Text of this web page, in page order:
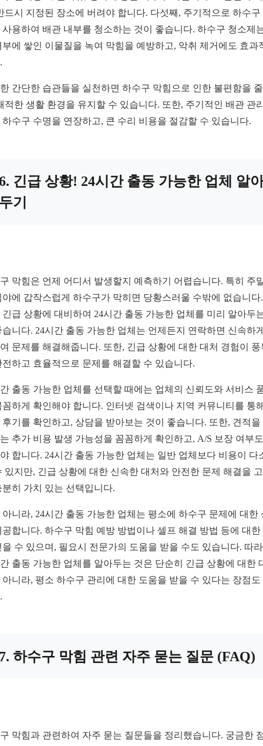
드시 지정된 장소에 버려야 합니다. 다섯째, 주기적으로 하수구
사용하여 배관 내부를 청소하는 것이 좋습니다. 하수구 청소제
부에 쌓인 이물질을 녹여 막힘을 예방하고, 악취 제거에도 효과
간단한 습관들을 실천하면 하수구 막힘으로 인한 불편함을
적한 생활 환경을 유지할 수 있습니다. 또한, 주기적인 배관 관
하수구 수명을 연장하고, 큰 수리 비용을 절감할 수 있습니다.
긴급 상황! 24시간 출동 가능한 업체 알
기
막힘은 언제 어디서 발생할지 예측하기 어렵습니다. 특히 주
야에 갑작스럽게 하수구가 막히면 당황스러울 수밖에 없습니다
긴급 상황에 대비하여 24시간 출동 가능한 업체를 미리 알아두
습니다. 24시간 출동 가능한 업체는 언제든지 연락하면 신속하
문제를 해결해줍니다. 또한, 긴급 상황에 대한 대처 경험이 풍
전하고 효율적으로 문제를 해결할 수 있습니다.
출동 가능한 업체를 선택할 때에는 업체의 신뢰도와 서비스
꼼하게 확인해야 합니다. 인터넷 검색이나 지역 커뮤니티를 통
후기를 확인하고, 상담을 받아보는 것이 좋습니다. 또한, 견적을
추가 비용 발생 가능성을 꼼꼼하게 확인하고, A/S 보장 여부
합니다. 24시간 출동 가능한 업체는 일반 업체보다 비용이 다
있지만, 긴급 상황에 대한 신속한 대처와 안전한 문제 해결을
분히 가치 있는 선택입니다.
아니라, 24시간 출동 가능한 업체는 평소에 하수구 문제에 대한
공합니다. 하수구 막힘 예방 방법이나 셀프 해결 방법 등에 대한
을 수 있으며, 필요시 전문가의 도움을 받을 수도 있습니다. 따
출동 가능한 업체를 알아두는 것은 단순히 긴급 상황에 대한
아니라, 평소 하수구 관리에 대한 도움을 받을 수 있다는 장점도
하수구 막힘 관련 자주 묻는 질문 (FAQ)
막힘과 관련하여 자주 묻는 질문들을 정리했습니다. 궁금한